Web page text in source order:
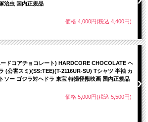
治虫 国内正規品
価格:4,000円(税込 4,400円)
ドコアチョコレート) HARDCORE CHOCOLATE ヘ
(公害スミ)(SS:TEE)(T-2116UR-SU) Tシャツ 半袖 カ
ソー ゴジラ対ヘドラ 東宝 特撮怪獣映画 国内正規品
価格:5,000円(税込 5,500円)